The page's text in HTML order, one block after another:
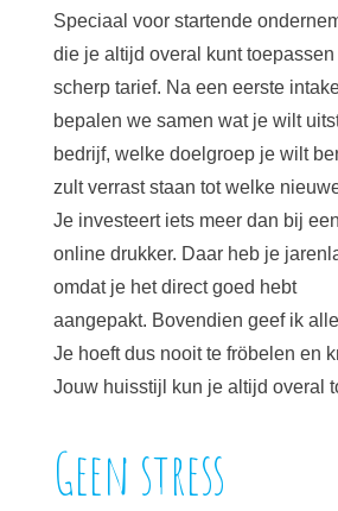
Speciaal voor startende
die je altijd overal kunt toepassen
scherp tarief. Na een eerste
bepalen we samen wat je wilt
bedrijf, welke doelgroep je wilt
zult verrast staan tot welke
Je investeert iets meer dan bij
online drukker. Daar heb je
omdat je het direct goed hebt
aangepakt. Bovendien geef ik
Je hoeft dus nooit te fröbelen en
Jouw huisstijl kun je altijd overal
Geen stress